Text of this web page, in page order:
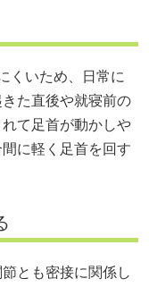
くいため、日常に
た直後や就寝前の
て足首が動かしや
に軽く足首を回す
とも密接に関係し